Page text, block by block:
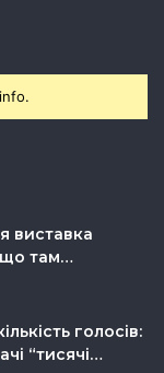
виставка
що там…
голосів:
“тисячі…